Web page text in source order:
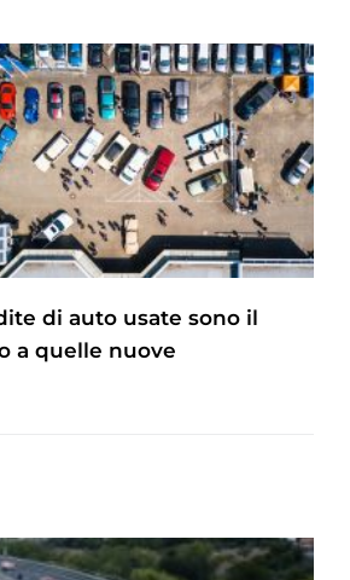
di auto usate sono il
a quelle nuove